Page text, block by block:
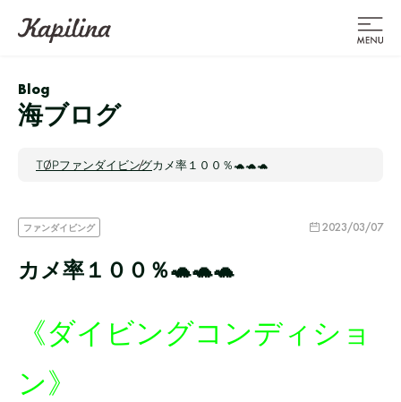
Blog
海ブログ
TOPファンダイビングカメ率１００％🐢🐢🐢
ファンダイビング 2023/03/07
カメ率１００％🐢🐢🐢
《ダイビングコンディショ
ン》